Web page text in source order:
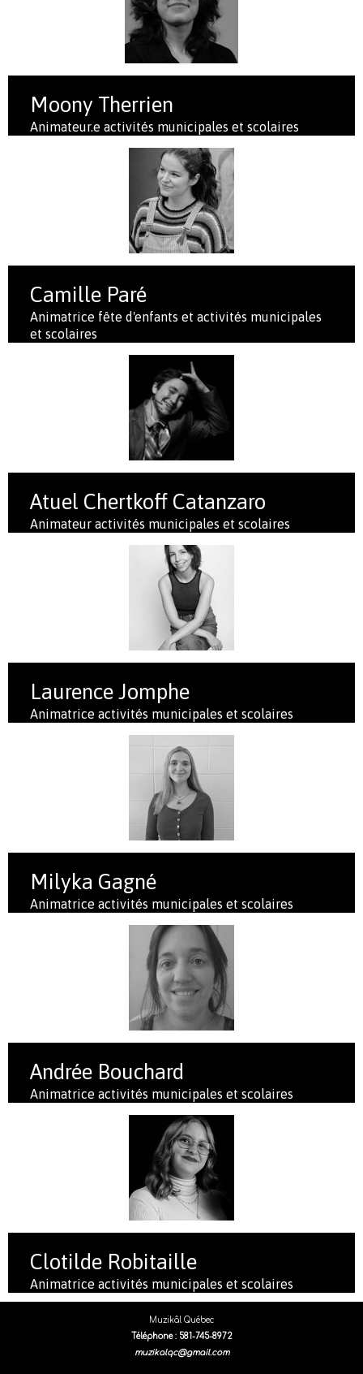
Moony Therrien
Animateur.e activités municipales et scolaires
Camille Paré
Animatrice fête d'enfants et activités municipales
et scolaires
Atuel Chertkoff Catanzaro
Animateur activités municipales et scolaires
Laurence Jomphe
Animatrice activités municipales et scolaires
Milyka Gagné
Animatrice activités municipales et scolaires
Andrée Bouchard
Animatrice activités municipales et scolaires
Clotilde Robitaille
Animatrice activités municipales et scolaires
Muzikâl Québec
Téléphone : 581-745-8972
muzikalqc@gmail.com